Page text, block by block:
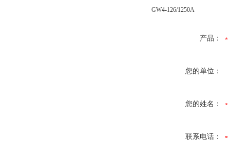
GW4-126/1250A
产品：
您的单位：
您的姓名：
联系电话：